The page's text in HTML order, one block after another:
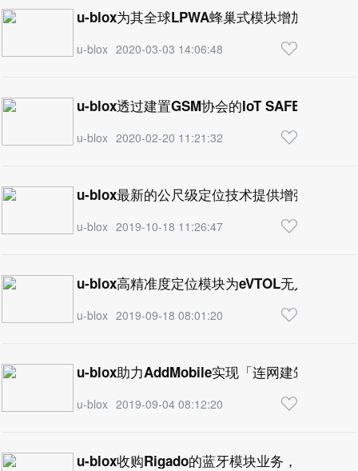
u-blox为其全球LPWA蜂巢式模块增加安全与
u-blox 2020-03-03 14:06:48
u-blox透过建置GSM协会的IoT SAFE建议 强
u-blox 2020-02-20 11:21:32
u-blox最新的公尺级定位技术提供增强的
u-blox 2019-10-18 11:26:47
u-blox高精准度定位模块为eVTOL无人机提供
u-blox 2019-09-18 08:01:20
u-blox助力AddMobile实现「连网建筑工地」
u-blox 2019-09-04 08:12:20
u-blox收购Rigado的蓝牙模块业务，扩大蓝牙